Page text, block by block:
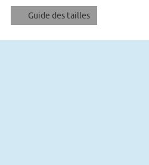
Guide des tailles